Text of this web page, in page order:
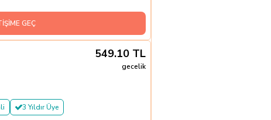
GEÇ
549.10TL
gecelik
3 Yıldır Üye